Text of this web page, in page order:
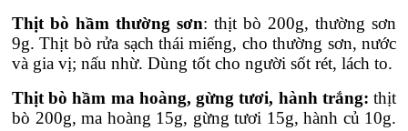
Thịt bò hầm thường sơn: thịt bò 200g, thường sơn
9g. Thịt bò rửa sạch thái miếng, cho thường sơn, nước
và gia vị; nấu nhừ. Dùng tốt cho người sốt rét, lách to.
Thịt bò hầm ma hoàng, gừng tươi, hành trắng: thịt
bò 200g, ma hoàng 15g, gừng tươi 15g, hành củ 10g.